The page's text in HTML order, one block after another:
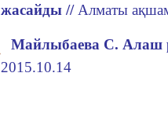
жасайды // Алматы
Майлыбаева С. Алаш
2015.10.14